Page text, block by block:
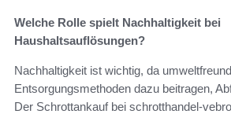
Welche Rolle spielt Nachhaltigkeit bei
Haushaltsauflösungen?
Nachhaltigkeit ist wichtig, da
Entsorgungsmethoden dazu beitragen,
Der Schrottankauf bei schrotthandel-